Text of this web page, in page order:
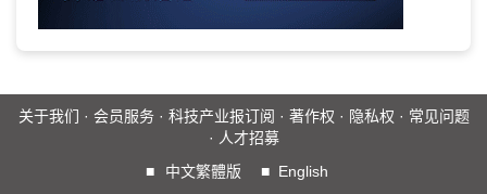
关于我们 · 会员服务· 科技产业报订阅 · 著作权 · 隐私权 · 常见问题
· 人才招募
■
中文繁體版 ■ English